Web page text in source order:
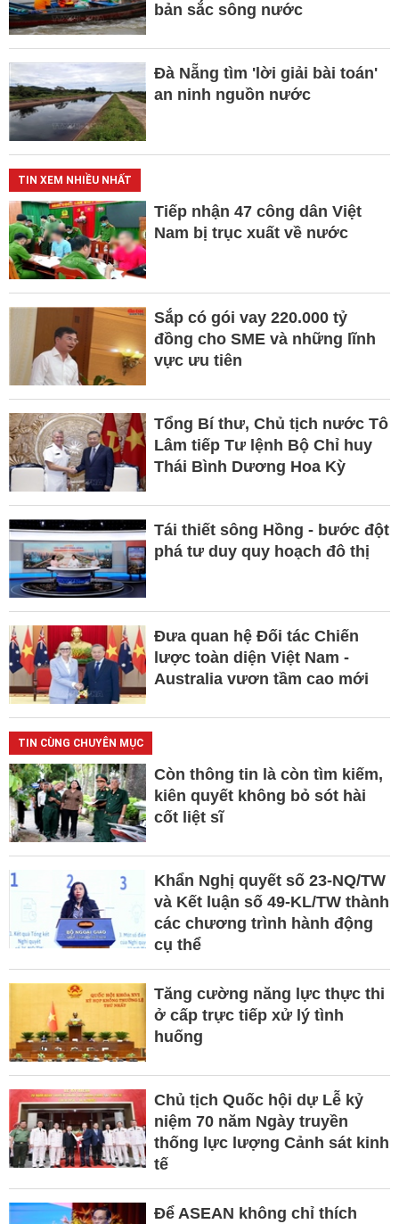
bản sắc sông nước
Đà Nẵng tìm 'lời giải bài toán'
an ninh nguồn nước
TIN XEM NHIỀU NHẤT
Tiếp nhận 47 công dân Việt
Nam bị trục xuất về nước
Sắp có gói vay 220.000 tỷ
đồng cho SME và những lĩnh
vực ưu tiên
Tổng Bí thư, Chủ tịch nước Tô
Lâm tiếp Tư lệnh Bộ Chỉ huy
Thái Bình Dương Hoa Kỳ
Tái thiết sông Hồng - bước đột
phá tư duy quy hoạch đô thị
Đưa quan hệ Đối tác Chiến
lược toàn diện Việt Nam -
Australia vươn tầm cao mới
TIN CÙNG CHUYÊN MỤC
Còn thông tin là còn tìm kiếm,
kiên quyết không bỏ sót hài
cốt liệt sĩ
Khẩn Nghị quyết số 23-NQ/TW
và Kết luận số 49-KL/TW thành
các chương trình hành động
cụ thể
Tăng cường năng lực thực thi
ở cấp trực tiếp xử lý tình
huống
Chủ tịch Quốc hội dự Lễ kỷ
niệm 70 năm Ngày truyền
thống lực lượng Cảnh sát kinh
tế
Để ASEAN không chỉ thích